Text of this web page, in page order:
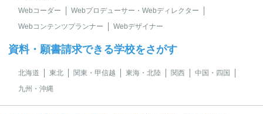
Webコーダー
Webプロデューサー・Webディレクター
Webコンテンツプランナー
Webデザイナー
資料・願書請求できる学校をさがす
北海道 東北 関東・甲信越 東海・北陸 関西
中国・四国
九州・沖縄